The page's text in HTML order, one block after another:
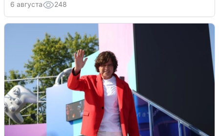
6 августа 248